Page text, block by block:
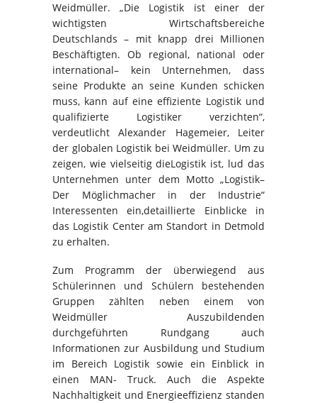
Weidmüller. „Die Logistik ist einer der
wichtigsten Wirtschaftsbereiche
Deutschlands – mit knapp drei Millionen
Beschäftigten. Ob regional, national oder
international– kein Unternehmen, dass
seine Produkte an seine Kunden schicken
muss, kann auf eine effiziente Logistik und
qualifizierte Logistiker verzichten“,
verdeutlicht Alexander Hagemeier, Leiter
der globalen Logistik bei Weidmüller. Um zu
zeigen, wie vielseitig dieLogistik ist, lud das
Unternehmen unter dem Motto „Logistik–
Der Möglichmacher in der Industrie“
Interessenten ein,detaillierte Einblicke in
das Logistik Center am Standort in Detmold
zu erhalten.
Zum Programm der überwiegend aus
Schülerinnen und Schülern bestehenden
Gruppen zählten neben einem von
Weidmüller Auszubildenden
durchgeführten Rundgang auch
Informationen zur Ausbildung und Studium
im Bereich Logistik sowie ein Einblick in
einen MAN- Truck. Auch die Aspekte
Nachhaltigkeit und Energieeffizienz standen